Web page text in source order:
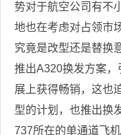
势对于航空公司有不
地也在考虑对占领市
究竟是改型还是替换
推出A320换发方案
展上获得畅销，这也
型的计划，也推出换
737所在的单通道飞